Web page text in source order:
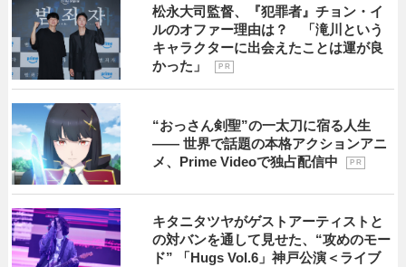
松永大司監督、『犯罪者』チョン・イ
ルのオファー理由は？ 「滝川という
キャラクターに出会えたことは運が良
かった」
P R
“おっさん剣聖”の一太刀に宿る人生
―― 世界で話題の本格アクションアニ
メ、Prime Videoで独占配信中
P R
キタニタツヤがゲストアーティストと
の対バンを通して見せた、“攻めのモー
ド” 「Hugs Vol.6」神戸公演＜ライブ